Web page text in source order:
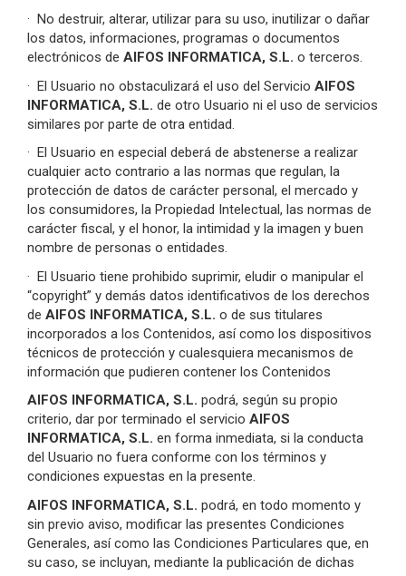
· No destruir, alterar, utilizar para su uso, inutilizar o dañar
los datos, informaciones, programas o documentos
electrónicos de AIFOS INFORMATICA, S.L. o terceros.
· El Usuario no obstaculizará el uso del Servicio AIFOS
INFORMATICA, S.L. de otro Usuario ni el uso de servicios
similares por parte de otra entidad.
· El Usuario en especial deberá de abstenerse a realizar
cualquier acto contrario a las normas que regulan, la
protección de datos de carácter personal, el mercado y
los consumidores, la Propiedad Intelectual, las normas de
carácter fiscal, y el honor, la intimidad y la imagen y buen
nombre de personas o entidades.
· El Usuario tiene prohibido suprimir, eludir o manipular el
“copyright” y demás datos identificativos de los derechos
de AIFOS INFORMATICA, S.L. o de sus titulares
incorporados a los Contenidos, así como los dispositivos
técnicos de protección y cualesquiera mecanismos de
información que pudieren contener los Contenidos
AIFOS INFORMATICA, S.L. podrá, según su propio
criterio, dar por terminado el servicio AIFOS
INFORMATICA, S.L. en forma inmediata, si la conducta
del Usuario no fuera conforme con los términos y
condiciones expuestas en la presente.
AIFOS INFORMATICA, S.L. podrá, en todo momento y
sin previo aviso, modificar las presentes Condiciones
Generales, así como las Condiciones Particulares que, en
su caso, se incluyan, mediante la publicación de dichas